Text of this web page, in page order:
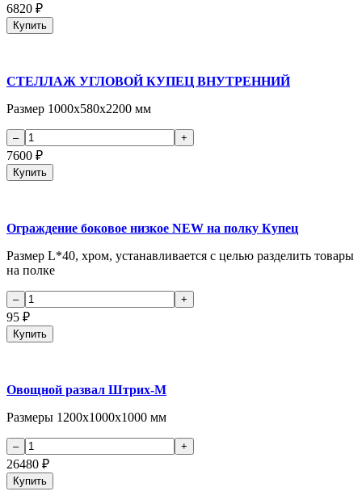
6820 ₽
Купить
СТЕЛЛАЖ УГЛОВОЙ КУПЕЦ ВНУТРЕННИЙ
Размер 1000х580х2200 мм
7600 ₽
Купить
Ограждение боковое низкое NEW на полку Купец
Размер L*40, хром, устанавливается с целью разделить товары
на полке
95 ₽
Купить
Овощной развал Штрих-М
Размеры 1200х1000х1000 мм
26480 ₽
Купить